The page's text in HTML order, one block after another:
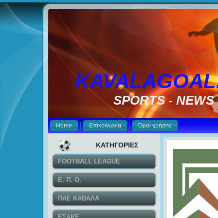
SPORTS - NEWS
Home Επικοινωνία Όροι χρήσης
ΚΑΤΗΓΟΡΙΕΣ
FOOTBALL LEAGUE
Ε. Π. Ο.
ΠΑΕ ΚΑΒΑΛΑ